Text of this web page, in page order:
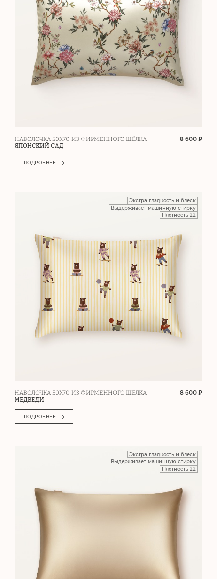
НАВОЛОЧКА 50Х70 ИЗ ФИРМЕННОГО ШЁЛКА
ЯПОНСКИЙ САД
8 600 ₽
ПОДРОБНЕЕ
Экстра гладкость и блеск
Выдерживает машинную стирку
Плотность 22
НАВОЛОЧКА 50Х70 ИЗ ФИРМЕННОГО ШЁЛКА
МЕДВЕДИ
8 600 ₽
ПОДРОБНЕЕ
Экстра гладкость и блеск
Выдерживает машинную стирку
Плотность 22